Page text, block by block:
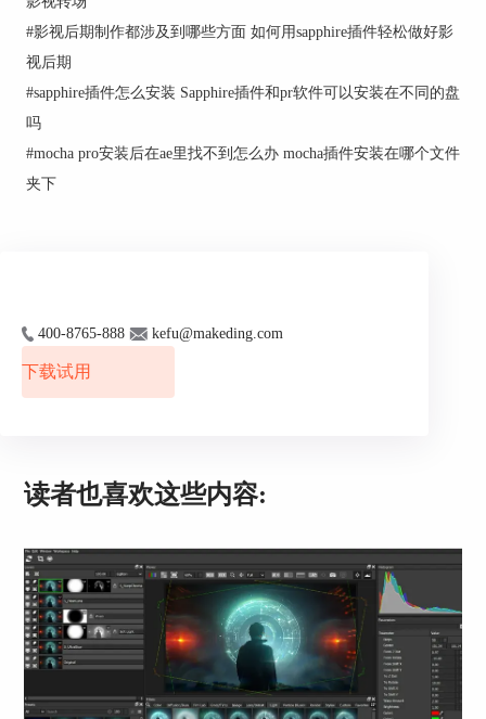
5. 应用追踪数据：将追踪得到的数据应用到所需的
特效上，如改变面部表情、添加图形元素等。
通过这些步骤，可以在AE中创造出生动且富有表
现力的面部追踪特效。
二、用BorisFX进行面部跟踪特效教程
的视频素材。
2. 选择专业工具：使用BorisFX中的专业面部跟踪
工具，如Mocha Pro。
4. 细化跟踪参数：根据视频特点和所需效果，细化
5. 完成面部跟踪：执行跟踪过程，并实时调整，以
获取最佳跟踪效果。
6. 应用特效：将追踪数据应用到所需特效上，完成
面部跟踪特效制作。
通过BorisFX，用户可以实现更加专业和细致的面
部跟踪效果。
#影视后期制作都涉及到哪些方面 如何用sapphire插件轻松做好影
视后期
#sapphire插件怎么安装 Sapphire插件和pr软件可以安装在不同的盘
吗
#mocha pro安装后在ae里找不到怎么办 mocha插件安装在哪个文件
夹下
400-8765-888 kefu@makeding.com
下载试用
读者也喜欢这些内容: